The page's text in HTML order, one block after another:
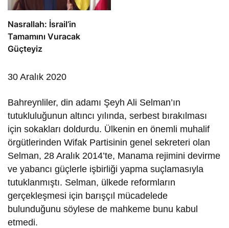
Nasrallah: İsrail’in
Tamamını Vuracak
Güçteyiz
30 Aralık 2020
Bahreynliler, din adamı Şeyh Ali Selman’ın
tutukluluğunun altıncı yılında, serbest bırakılması
için sokakları doldurdu. Ülkenin en önemli muhalif
örgütlerinden Wifak Partisinin genel sekreteri olan
Selman, 28 Aralık 2014’te, Manama rejimini devirme
ve yabancı güçlerle işbirliği yapma suçlamasıyla
tutuklanmıştı. Selman, ülkede reformların
gerçekleşmesi için barışçıl mücadelede
bulunduğunu söylese de mahkeme bunu kabul
etmedi.